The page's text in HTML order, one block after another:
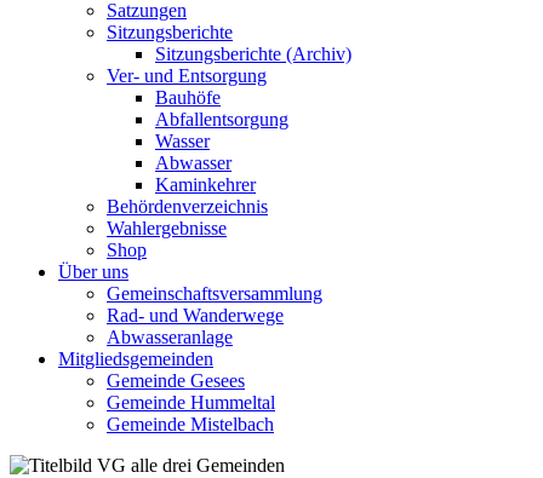
Satzungen
Sitzungsberichte
Sitzungsberichte (Archiv)
Ver- und Entsorgung
Bauhöfe
Abfallentsorgung
Wasser
Abwasser
Kaminkehrer
Behördenverzeichnis
Wahlergebnisse
Shop
Über uns
Gemeinschaftsversammlung
Rad- und Wanderwege
Abwasseranlage
Mitgliedsgemeinden
Gemeinde Gesees
Gemeinde Hummeltal
Gemeinde Mistelbach